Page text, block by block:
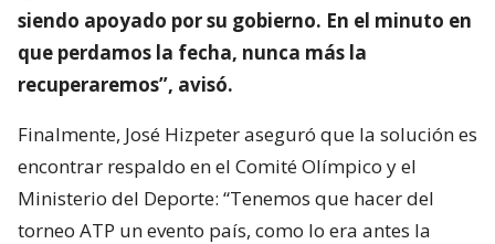
siendo apoyado por su gobierno. En el minuto en
que perdamos la fecha, nunca más la
recuperaremos”, avisó.
Finalmente, José Hizpeter aseguró que la solución es
encontrar respaldo en el Comité Olímpico y el
Ministerio del Deporte: “Tenemos que hacer del
torneo ATP un evento país, como lo era antes la